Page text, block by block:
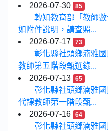
2026-07-30
85
轉知教育部「教師
如附件說明，請查照...
2026-07-17
73
彰化縣社頭鄉湳雅
教師第五階段甄選錄...
2026-07-13
65
彰化縣社頭鄉湳雅
代課教師第一階段甄...
2026-07-16
64
彰化縣社頭鄉湳雅